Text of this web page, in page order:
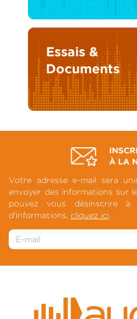
Votre adresse e-mail sera
envoyer des informations sur
pouvez vous désinscrire
d'informations, cliquez ici.